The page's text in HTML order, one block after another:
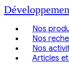
Nos
Nos
Nos
Articles